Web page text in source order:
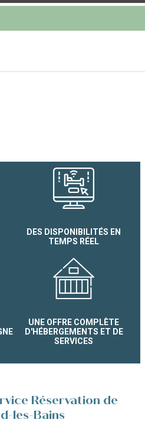
DES DISPONIBILITÉS EN
TEMPS RÉEL
UNE OFFRE COMPLÈTE
D'HÉBERGEMENTS ET DE
SERVICES
Réservation de
les-Bains